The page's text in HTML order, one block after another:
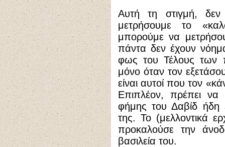
Αυτή τη στιγμή,
μετρήσουμε το
μπορούμε να
πάντα δεν έχουν
φως του Τέλους των
μόνο όταν τον
είναι αυτοί που τον
Επιπλέον, πρέπει να
φήμης του Δαβίδ ήδη
της. Το (μελλοντικά
προκαλούσε την
βασιλεία του.